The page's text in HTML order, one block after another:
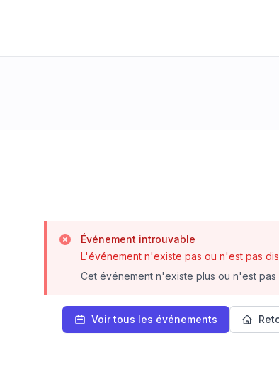
Événement introuvable
L'événement n'existe pas ou n'est pas
Cet événement n'existe plus ou n'est
Voir tous les événements